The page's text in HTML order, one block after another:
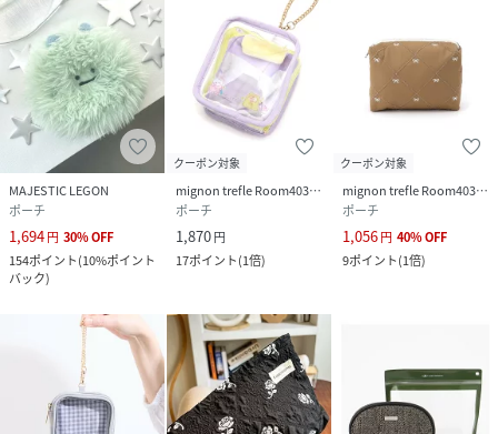
MAJESTIC LEGON
ポーチ
1,694円 30%OFF
154ポイント(10%ポイント
バック)
クーポン対象
mignon trefle Room403 selected
ポーチ
1,870円
17ポイント(1倍)
クーポン対象
mignon trefle Room403 selected
ポーチ
1,056円 40%OFF
9ポイント(1倍)